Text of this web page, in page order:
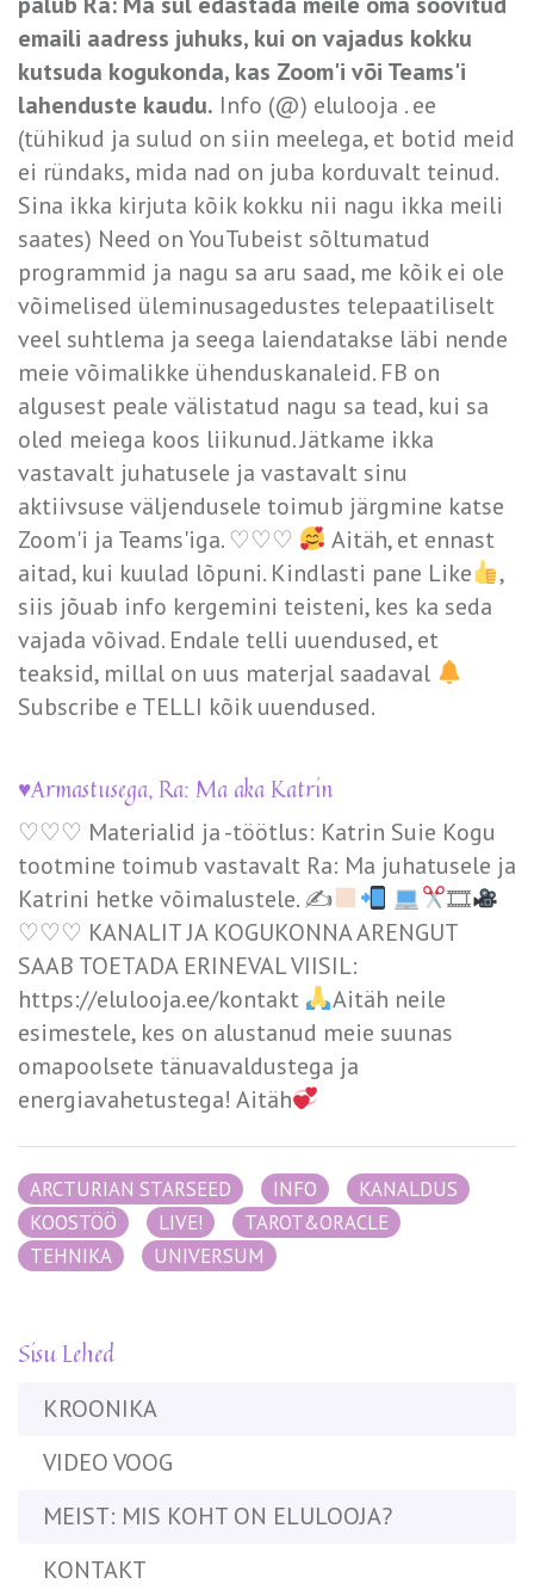
Sisu Lehed
KROONIKA
VIDEO VOOG
MEIST: MIS KOHT ON ELULOOJA?
KONTAKT
emaili aadress juhuks, kui on vajadus kokku
kutsuda kogukonda, kas Zoom'i või Teams'i
lahenduste kaudu. Info (@) elulooja . ee
(tühikud ja sulud on siin meelega, et botid meid
ei ründaks, mida nad on juba korduvalt teinud.
Sina ikka kirjuta kõik kokku nii nagu ikka meili
saates) Need on YouTubeist sõltumatud
programmid ja nagu sa aru saad, me kõik ei ole
võimelised üleminusagedustes telepaatiliselt
veel suhtlema ja seega laiendatakse läbi nende
meie võimalikke ühenduskanaleid. FB on
algusest peale välistatud nagu sa tead, kui sa
oled meiega koos liikunud. Jätkame ikka
vastavalt juhatusele ja vastavalt sinu
aktiivsuse väljendusele toimub järgmine katse
Zoom'i ja Teams'iga. ♡♡♡
Aitäh, et ennast
aitad, kui kuulad lõpuni. Kindlasti pane Like
,
siis jõuab info kergemini teisteni, kes ka seda
vajada võivad. Endale telli uuendused, et
teaksid, millal on uus materjal saadaval
Subscribe e TELLI kõik uuendused.
♥️Armastusega, Ra: Ma aka Katrin
♡♡♡ Materialid ja -töötlus: Katrin Suie Kogu
tootmine toimub vastavalt Ra: Ma juhatusele ja
Katrini hetke võimalustele. ✍
🎞
♡♡♡ KANALIT JA KOGUKONNA ARENGUT
SAAB TOETADA ERINEVAL VIISIL:
https://elulooja.ee/kontakt
Aitäh neile
esimestele, kes on alustanud meie suunas
omapoolsete tänuavaldustega ja
energiavahetustega! Aitäh
ARCTURIAN STARSEED INFO
KANALDUS
KOOSTÖÖ
LIVE!
TAROT&ORACLE
TEHNIKA
UNIVERSUM